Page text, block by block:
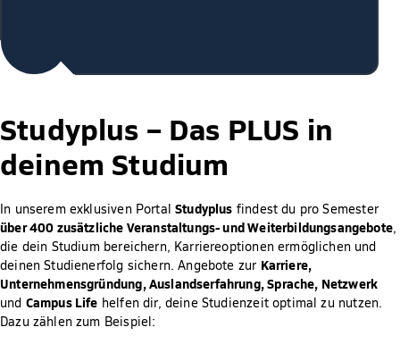
Studyplus – Das PLUS in
deinem Studium
In unserem exklusiven PortalStudyplus findest du pro Semester
über 400 zusätzliche Veranstaltungs- und Weiterbildungsangebote,
die dein Studium bereichern, Karriereoptionen ermöglichen und
deinen Studienerfolg sichern. Angebote zur Karriere,
Unternehmensgründung, Auslandserfahrung, Sprache, Netzwerk
und Campus Life helfen dir, deine Studienzeit optimal zu nutzen.
Dazu zählen zum Beispiel: